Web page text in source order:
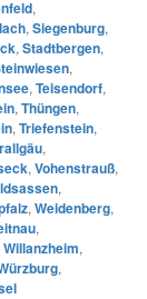
,
, Siegenburg,
, Stadtbergen,
,
, Teisendorf,
, Thüngen,
, Triefenstein,
,
, Vohenstrauß,
,
, Weidenberg,
,
Willanzheim,
,